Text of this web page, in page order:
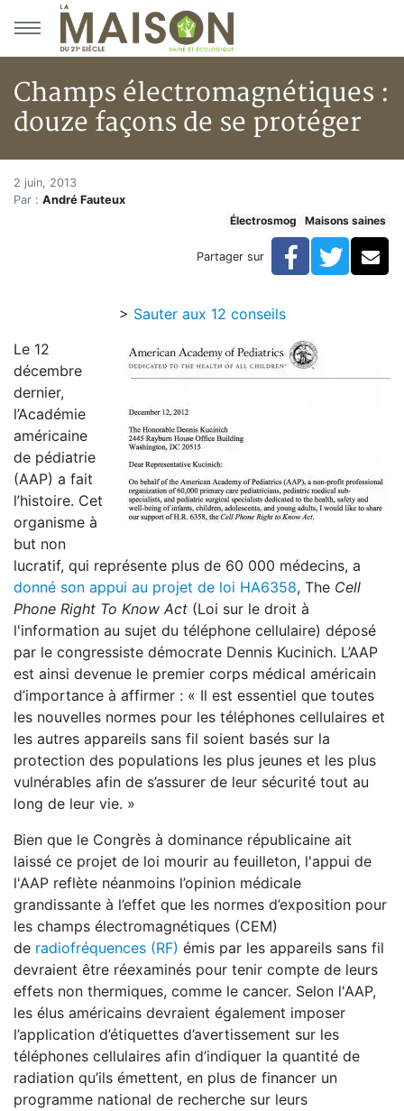
Aller au menu principal
Aller au contenu principal
Champs électromagnétiques :
douze façons de se protéger
Accueil
Articles
Hypersensibilités environnementales
Champs électromagnétiques : douze façons de se
Champs électromagnétiques :
2 juin, 2013
Par : André Fauteux
Électrosmog
Maisons saines
Partager sur Facebook
> Sauter aux 12 conseils
Le 12
décembre
dernier,
l’Académie
américaine
de pédiatrie
(AAP) a fait
l’histoire. Cet
organisme à
but non
lucratif, qui représente plus de 60 000 médecins, a
donné son appui au projet de loi HA6358, The Cell
Phone Right To Know Act (Loi sur le droit à
l'information au sujet du téléphone cellulaire) déposé
par le congressiste démocrate Dennis Kucinich. L’AAP
est ainsi devenue le premier corps médical américain
d’importance à affirmer : « Il est essentiel que toutes
les nouvelles normes pour les téléphones cellulaires et
les autres appareils sans fil soient basés sur la
protection des populations les plus jeunes et les plus
vulnérables afin de s’assurer de leur sécurité tout au
long de leur vie. »
Bien que le Congrès à dominance républicaine ait
laissé ce projet de loi mourir au feuilleton, l'appui de
l'AAP reflète néanmoins l’opinion médicale
grandissante à l’effet que les normes d’exposition pour
les champs électromagnétiques (CEM)
de radiofréquences (RF) émis par les appareils sans fil
devraient être réexaminés pour tenir compte de leurs
effets non thermiques, comme le cancer. Selon l'AAP,
les élus américains devraient également imposer
l’application d’étiquettes d’avertissement sur les
téléphones cellulaires afin d’indiquer la quantité de
radiation qu’ils émettent, en plus de financer un
programme national de recherche sur leurs